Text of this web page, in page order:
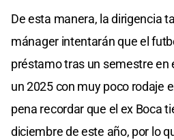
De esta manera, la dirigencia
mánager intentarán que el
préstamo tras un semestre en
un 2025 con muy poco rodaje
pena recordar que el ex Boca
diciembre de este año, por lo